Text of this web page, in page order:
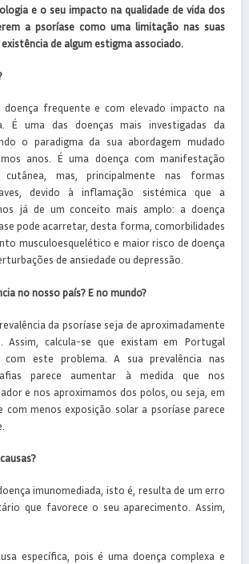
e o seu impacto na qualidade de vida dos
a psoríase como uma limitação nas suas
de algum estigma associado.
doença frequente e com elevado impacto na
É uma das doenças mais investigadas da
o paradigma da sua abordagem mudado
anos. É uma doença com manifestação
cutânea, mas, principalmente nas formas
devido à inflamação sistémica que a
já de um conceito mais amplo: a doença
pode acarretar, desta forma, comorbilidades
musculoesquelético e maior risco de doença
de ansiedade ou depressão.
no nosso país? E no mundo?
da psoríase seja de aproximadamente
Assim, calcula-se que existam em Portugal
com este problema. A sua prevalência nas
parece aumentar à medida que nos
e nos aproximamos dos polos, ou seja, em
com menos exposição solar a psoríase parece
imunomediada, isto é, resulta de um erro
que favorece o seu aparecimento. Assim,
específica, pois é uma doença complexa e